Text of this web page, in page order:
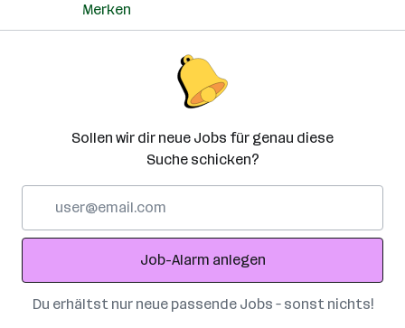
Merken
Sollen wir dir neue Jobs für genau diese
Suche schicken?
Adresse
Job-Alarm anlegen
Du erhältst nur neue passende Jobs – sonst nichts!